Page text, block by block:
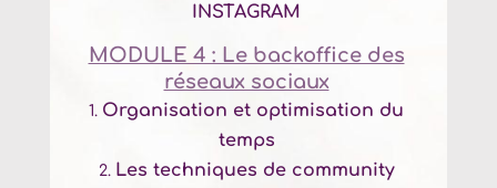
INSTAGRAM
MODULE 4 : Le backoffice des
réseaux sociaux
Organisation et optimisation du
temps
Les techniques de community